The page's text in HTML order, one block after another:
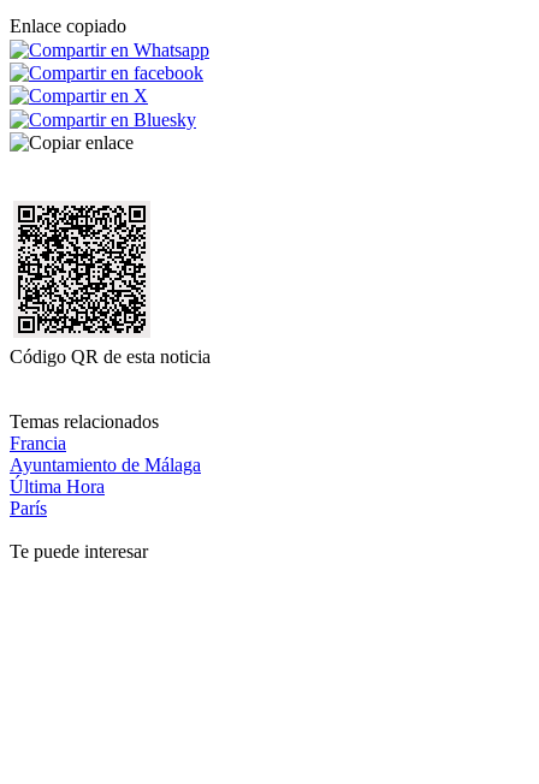
Enlace copiado
Código QR de esta noticia
Temas relacionados
Francia
Ayuntamiento de Málaga
Última Hora
París
Te puede interesar